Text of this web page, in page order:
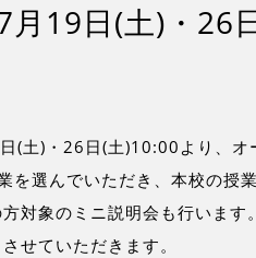
月19日(土)・26
(土)・26日(土)10:00より、オ
を選んでいただき、本校の授
対象のミニ説明会も行います。
せていただきます。